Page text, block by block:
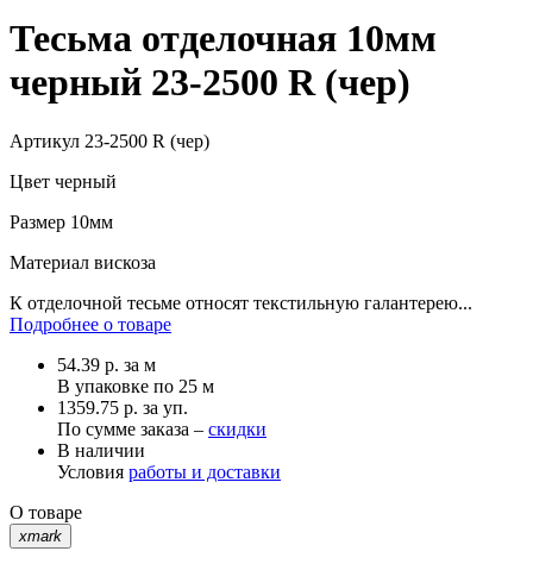
Тесьма отделочная 10мм
черный 23-2500 R (чер)
Артикул 23-2500 R (чер)
Цвет черный
Размер 10мм
Материал вискоза
К отделочной тесьме относят текстильную галантерею...
Подробнее о товаре
54.39 р. за м
В упаковке по 25 м
1359.75 р. за уп.
По сумме заказа – скидки
В наличии
Условия работы и доставки
О товаре
xmark